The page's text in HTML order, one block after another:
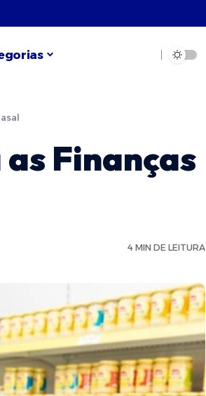
Finanças
4 MIN DE LEITURA